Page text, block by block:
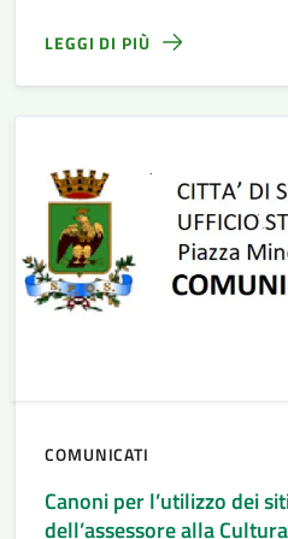
LEGGI DI PIÙ
COMUNICATI
Canoni per l’utilizzo dei
dell’assessore alla